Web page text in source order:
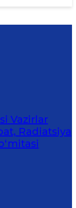
Vazirlar
Radiatsiya